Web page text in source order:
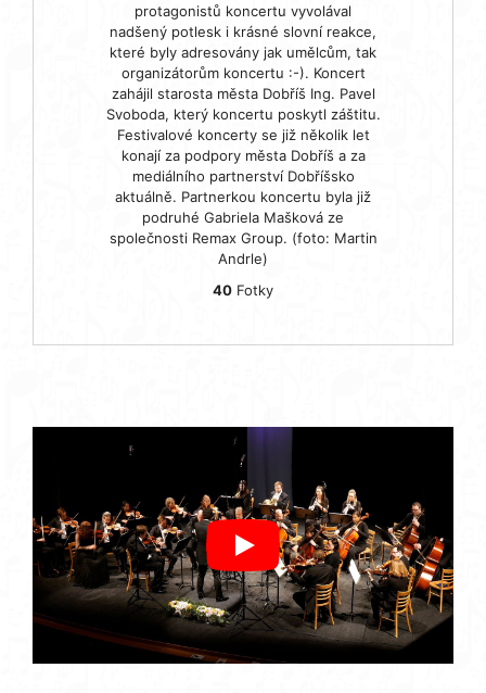
protagonistů koncertu vyvolával
nadšený potlesk i krásné slovní reakce,
které byly adresovány jak umělcům, tak
organizátorům koncertu :-). Koncert
zahájil starosta města Dobříš Ing. Pavel
Svoboda, který koncertu poskytl záštitu.
Festivalové koncerty se již několik let
konají za podpory města Dobříš a za
mediálního partnerství Dobříšsko
aktuálně. Partnerkou koncertu byla již
podruhé Gabriela Mašková ze
společnosti Remax Group. (foto: Martin
Andrle)
40 Fotky